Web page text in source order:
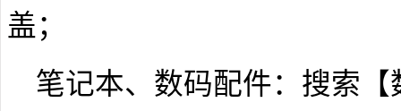
盖；
笔记本、数码配件：搜索